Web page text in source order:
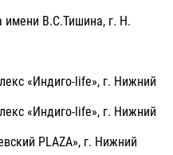
имени В.С.Тишина, г. Н.
«Индиго-life», г. Нижний
«Индиго-life», г. Нижний
PLAZA», г. Нижний